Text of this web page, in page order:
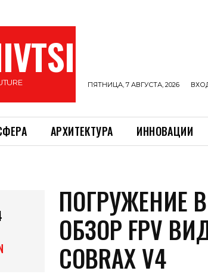
ПЯТНИЦА, 7 АВГУСТА, 2026
АРХИТЕКТУРА ИННОВАЦИИ
ПОГРУЖЕНИЕ
ОБЗОР FPV
COBRAX V4